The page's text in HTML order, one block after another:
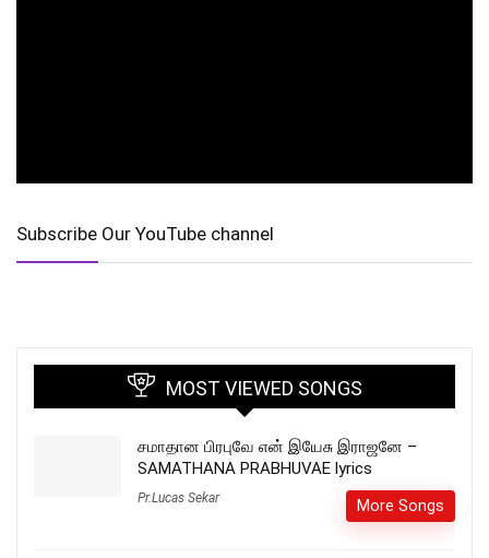
Subscribe Our YouTube channel
MOST VIEWED SONGS
சமாதான பிரபுவே என் இயேசு இராஜனே –
SAMATHANA PRABHUVAE lyrics
Pr.Lucas Sekar More Songs